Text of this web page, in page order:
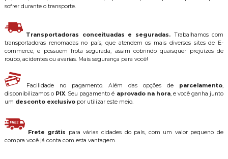
sofrer durante o transporte.
Transportadoras conceituadas e seguradas. Trabalhamos com
transportadoras renomadas no país, que atendem os mais diversos sites de E-
commerce, e possuem frota segurada, assim cobrindo quaisquer prejuízos de
roubo, acidentes ou avarias. Mais segurança para você!
Facilidade no pagamento. Além das opções de parcelamento,
disponibilizamos o PIX. Seu pagamento é aprovado na hora, e você ganha junto
um desconto exclusivopor utilizar este meio.
Frete grátis para várias cidades do país, com um valor pequeno de
compra você já conta com esta vantagem.